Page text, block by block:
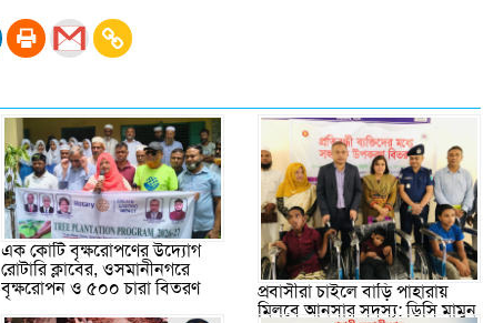
এক কোটি বৃক্ষরোপণের উদ্যোগ
রোটারি ক্লাবের, ওসমানীনগরে
বৃক্ষরোপন ও ৫০০ চারা বিতরণ
প্রবাসীরা চাইলে বাড়ি পাহারায়
মিলবে আনসার সদস্য: ডিসি মামুন